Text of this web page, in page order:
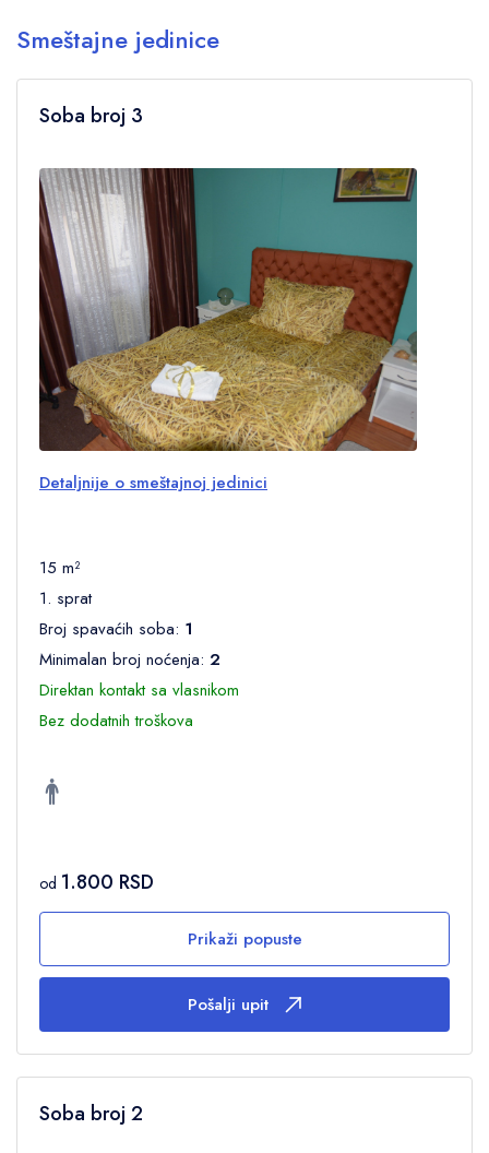
Smeštajne jedinice
Soba broj 3
Detaljnije o smeštajnoj jedinici
15 m²
1. sprat
Broj spavaćih soba: 1
Minimalan broj noćenja: 2
Direktan kontakt sa vlasnikom
Bez dodatnih troškova
od 1.800 RSD
Prikaži popuste
Pošalji upit
Soba broj 2